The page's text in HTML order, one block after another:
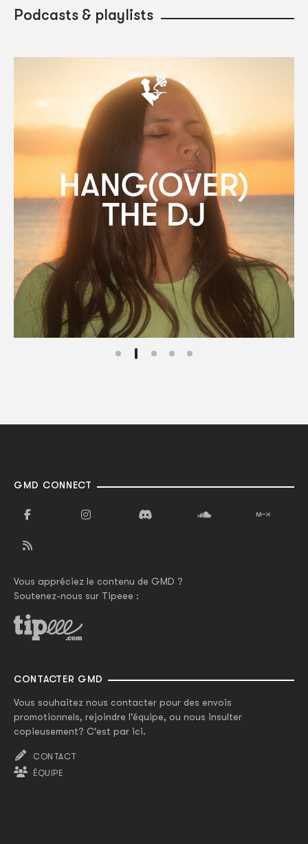
Podcasts & playlists
GMD CONNECT
Vous appréciez le contenu de GMD ?
Soutenez-nous sur Tipeee :
CONTACTER GMD
Vous souhaitez nous contacter pour des envois
promotionnels, rejoindre l'équipe, ou nous insulter
copieusement? C'est par ici.
CONTACT
ÉQUIPE